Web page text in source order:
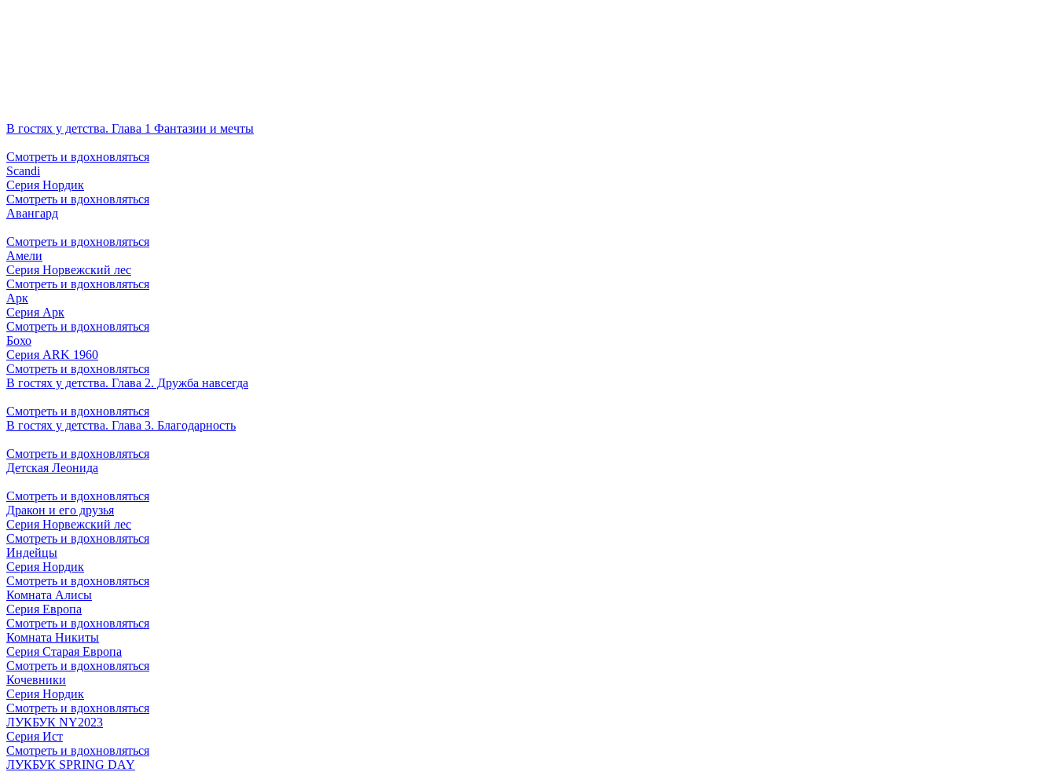
В гостях у детства. Глава 1 Фантазии и мечты
Смотреть и вдохновляться
Scandi
Серия Нордик
Смотреть и вдохновляться
Авангард
Смотреть и вдохновляться
Амели
Серия Норвежский лес
Смотреть и вдохновляться
Арк
Серия Арк
Смотреть и вдохновляться
Бохо
Серия ARK 1960
Смотреть и вдохновляться
В гостях у детства. Глава 2. Дружба навсегда
Смотреть и вдохновляться
В гостях у детства. Глава 3. Благодарность
Смотреть и вдохновляться
Детская Леонида
Смотреть и вдохновляться
Дракон и его друзья
Серия Норвежский лес
Смотреть и вдохновляться
Индейцы
Серия Нордик
Смотреть и вдохновляться
Комната Алисы
Серия Европа
Смотреть и вдохновляться
Комната Никиты
Серия Старая Европа
Смотреть и вдохновляться
Кочевники
Серия Нордик
Смотреть и вдохновляться
ЛУКБУК NY2023
Серия Ист
Смотреть и вдохновляться
ЛУКБУК SPRING DAY